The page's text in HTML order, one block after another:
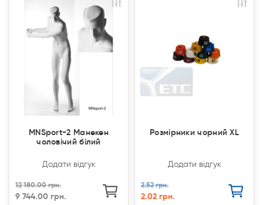
MNSport-2 Манекен
чоловічий білий
Додати відгук
12 180.00 грн.
9 744.00 грн.
Розмірники чорний XL
Додати відгук
2.52 грн.
2.02 грн.